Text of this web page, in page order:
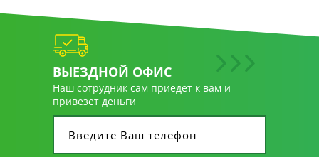
ВЫЕЗДНОЙ ОФИС
Наш сотрудник сам приедет к вам и
привезет деньги